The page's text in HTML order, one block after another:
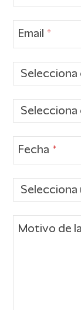
Email *
Fecha *
Motivo de